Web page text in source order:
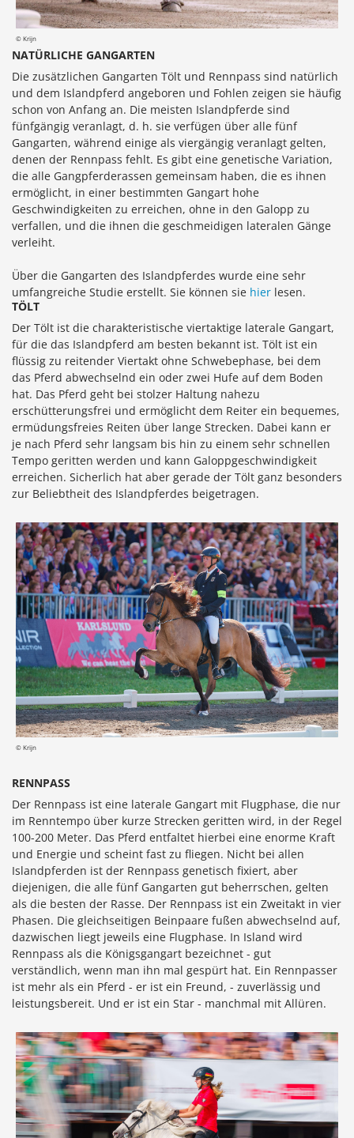
© Krijn
NATÜRLICHE GANGARTEN
Die zusätzlichen Gangarten Tölt und Rennpass sind natürlich
und dem Islandpferd angeboren und Fohlen zeigen sie häufig
schon von Anfang an. Die meisten Islandpferde sind
fünfgängig veranlagt, d. h. sie verfügen über alle fünf
Gangarten, während einige als viergängig veranlagt gelten,
denen der Rennpass fehlt. Es gibt eine genetische Variation,
die alle Gangpferderassen gemeinsam haben, die es ihnen
ermöglicht, in einer bestimmten Gangart hohe
Geschwindigkeiten zu erreichen, ohne in den Galopp zu
verfallen, und die ihnen die geschmeidigen lateralen Gänge
verleiht.
Über die Gangarten des Islandpferdes wurde eine sehr
umfangreiche Studie erstellt. Sie können sie hier lesen.
TÖLT
Der Tölt ist die charakteristische viertaktige laterale Gangart,
für die das Islandpferd am besten bekannt ist. Tölt ist ein
flüssig zu reitender Viertakt ohne Schwebephase, bei dem
das Pferd abwechselnd ein oder zwei Hufe auf dem Boden
hat. Das Pferd geht bei stolzer Haltung nahezu
erschütterungsfrei und ermöglicht dem Reiter ein bequemes,
ermüdungsfreies Reiten über lange Strecken. Dabei kann er
je nach Pferd sehr langsam bis hin zu einem sehr schnellen
Tempo geritten werden und kann Galoppgeschwindigkeit
erreichen. Sicherlich hat aber gerade der Tölt ganz besonders
zur Beliebtheit des Islandpferdes beigetragen.
© Krijn
RENNPASS
Der Rennpass ist eine laterale Gangart mit Flugphase, die nur
im Renntempo über kurze Strecken geritten wird, in der Regel
100-200 Meter. Das Pferd entfaltet hierbei eine enorme Kraft
und Energie und scheint fast zu fliegen. Nicht bei allen
Islandpferden ist der Rennpass genetisch fixiert, aber
diejenigen, die alle fünf Gangarten gut beherrschen, gelten
als die besten der Rasse. Der Rennpass ist ein Zweitakt in vier
Phasen. Die gleichseitigen Beinpaare fußen abwechselnd auf,
dazwischen liegt jeweils eine Flugphase. In Island wird
Rennpass als die Königsgangart bezeichnet - gut
verständlich, wenn man ihn mal gespürt hat. Ein Rennpasser
ist mehr als ein Pferd - er ist ein Freund, - zuverlässig und
leistungsbereit. Und er ist ein Star - manchmal mit Allüren.